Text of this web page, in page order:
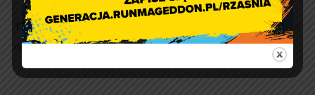
Tekst i zdjęcia:
Gminna Biblioteka Publiczna w Rząśni, Filia
w Kodraniu.